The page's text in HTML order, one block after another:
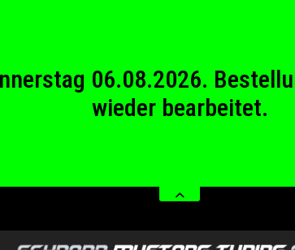
06.08.2026.
wieder bearbeitet.